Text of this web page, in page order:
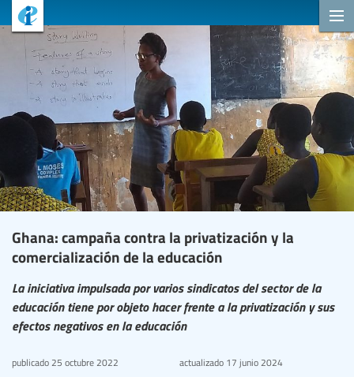
Ghana: campaña contra la privatización y la
comercialización de la educación
La iniciativa impulsada por varios sindicatos del sector de la
educación tiene por objeto hacer frente a la privatización y sus
efectos negativos en la educación
publicado 25 octubre 2022 actualizado17 junio 2024